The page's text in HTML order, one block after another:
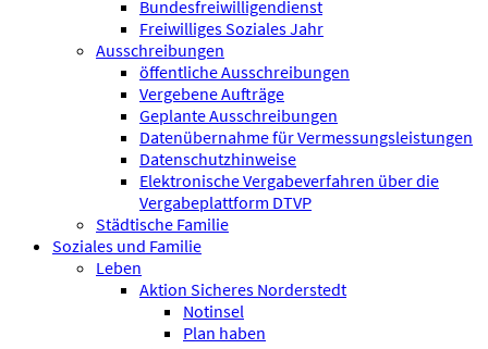
Bundesfreiwilligen­dienst
Freiwilliges Soziales Jahr
Ausschreibungen
öffentliche Ausschreibungen
Vergebene Aufträge
Geplante Ausschreibungen
Datenübernahme für Vermessungsleistungen
Datenschutzhinweise
Elektronische Vergabeverfahren über die
Vergabeplattform DTVP
Städtische Familie
Soziales und Familie
Leben
Aktion Sicheres Norderstedt
Notinsel
Plan haben